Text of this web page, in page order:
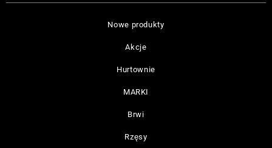
Nowe produkty
Akcje
Hurtownie
MARKI
Brwi
Rzęsy